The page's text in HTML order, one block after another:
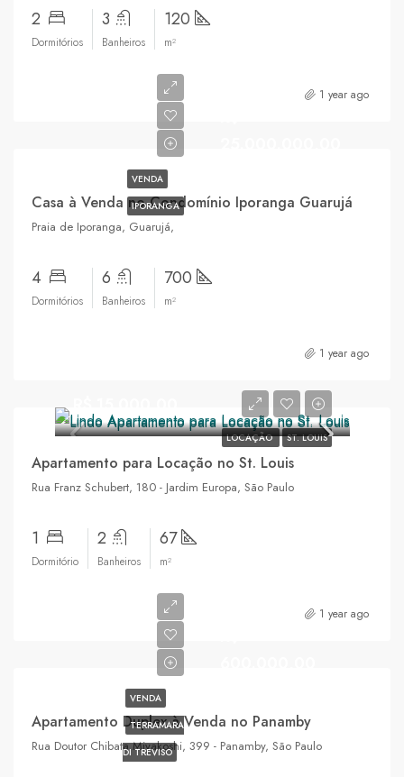
2
Dormitórios
3
Banheiros
120
m²
1 year ago
VENDA
IPORANGA
Casa à Venda no Condomínio Iporanga Guarujá
Praia de Iporanga, Guarujá,
4
Dormitórios
6
Banheiros
700
m²
1 year ago
LOCAÇÃO ST. LOUIS
Apartamento para Locação no St. Louis
Rua Franz Schubert, 180 - Jardim Europa, São Paulo
1
Dormitório
2
Banheiros
67
m²
1 year ago
VENDA
TERRAMARA
DI TREVISO
Apartamento Duplex à Venda no Panamby
Rua Doutor Chibata Miyakoshi, 399 - Panamby, São Paulo